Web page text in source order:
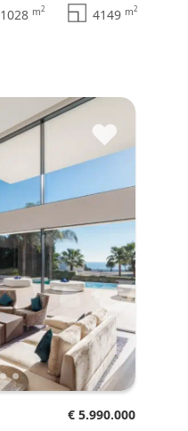
1028 m2 4149 m2
♥
€ 5.990.000